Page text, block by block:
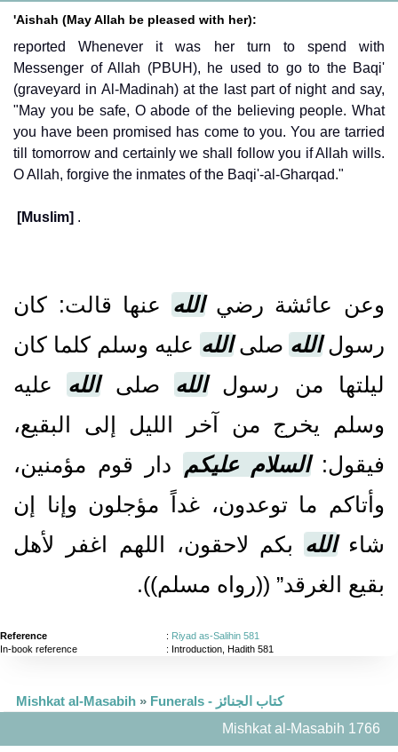
'Aishah (May Allah be pleased with her):
reported Whenever it was her turn to spend with
Messenger of Allah (PBUH), he used to go to the Baqi'
(graveyard in Al-Madinah) at the last part of night and say,
"May you be safe, O abode of the believing people. What
you have been promised has come to you. You are tarried
till tomorrow and certainly we shall follow you if Allah wills.
O Allah, forgive the inmates of the Baqi'-al-Gharqad."
[Muslim] .
وعن عائشة رضيالله عنها قالت‏:‏ كان
رسولالله صلىالله عليه وسلم كلما كان
ليلتها من رسولالله صلىالله عليه
وسلم يخرج من آخر الليل إلى البقيع،
فيقول‏:‏السلام عليكم
دار قوم مؤمنين،
وأتاكم ما توعدون، غداً مؤجلون وإنا إن
شاءالله بكم لاحقون، اللهم اغفر لأهل
بقيع الغرقد” ‏(‏‏(‏رواه مسلم‏)‏‏)‏‏.‏
Reference : Riyad as-Salihin 581
In-book reference
: Introduction, Hadith 581
Mishkat al-Masabih »
Funerals - كتاب الجنائز
Mishkat al-Masabih 1766